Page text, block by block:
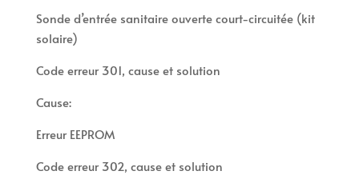
Sonde d’entrée sanitaire ouverte court-circuitée (kit
solaire)
Code erreur 301, cause et solution
Cause:
Erreur EEPROM
Code erreur 302, cause et solution